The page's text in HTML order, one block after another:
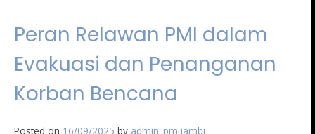
Peran Relawan PMI dalam
Evakuasi dan Penanganan
Korban Bencana
Posted on 16/09/2025 by admin_pmijambi